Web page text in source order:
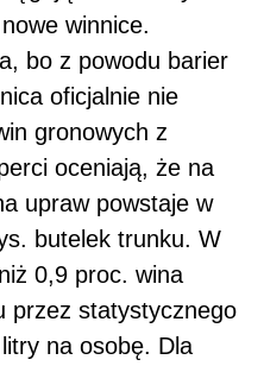
winnice.
bo z powodu barier
oficjalnie nie
gronowych z
oceniają, że na
upraw powstaje w
butelek trunku. W
0,9 proc. wina
przez statystycznego
na osobę. Dla